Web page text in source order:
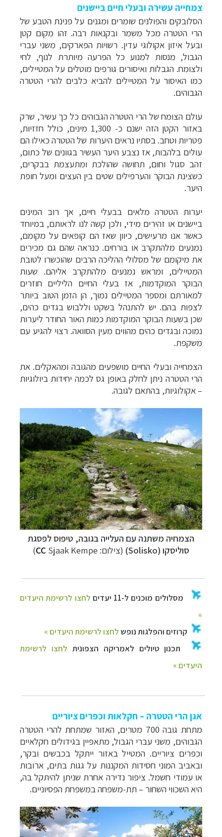
צמחייה עשירה ובעלי חיים ביישנים
הסלובקים והפולנים שומרים ומגנים על פנינת הטבע של
הרי הטטרה מכל משמר ובקנאות רבה. זהו מקום קטן
ובעל איזון אקולוגי עדין. רשויות הפארקים, משני עברי
הגבול, מנסות למנוע כל הפרעה מיותרת לנוף, לחי
ולצומח. הגבלות ואיסורים גורפים מוטלים על המטיילים,
כמו האיסור על המטיילים להביא כלבים להרי הטטרה
הגבוהים.
עולם הצומח של הרי הטטרה הגבוהים כל כך עשיר, שרק
באזור הקטן הזה ישנם כ- 1,300 מינים, כולל חזזיות,
פטריות וטחב. בסתיו נראים היערות של הטטרה כאילו הם
עולים בלהבות, אז נצבע היער העשיר בגוונים של כתום,
זהב סגול וחום, תחושה שהולכת ומתעצמת בבקרים,
כשצינת הבוקר והערפילים שטים בין העצים ומעל חופת
היער.
יערות הטטרה מלאים בבעלי חיים, אך רוב המינים
ביישנים או זהירים מידי, ולכן קשה לנו לראותם, במיוחד
כאשר אנו מרעישים, כיוון שאז הם קופאים על מקומם,
נמנעים מלהתקרב או בורחים. כנראה שהם גם מכירים
את מיקומם של מסלולי ההליכה הרבים שהוכשרו לטובת
המטיילים, ומראש נמנעים מלהתקרב אליהם. שעות
הבוקר המוקדמות, אז בעלי החיים הליליים חוזרים
למאורתם ומספר המטיילים נמוך, הן הזמן הטוב ביותר
לצפות בהם. יש להתנהל בשקט וללבוש בגדים כהים,
שכן בשעות הבוקר המוקדמות כמות האור החודר ליערות
נמוכה ובגדים כהים מהווים מעין הסוואה. רצוי להגיע עם
משקפת.
הצמחייה ובעלי החיים מושפעים מהגובה ומהאקלים. את
הרי הטטרה ניתן לחלק באופן גס לכמה יחידות ביולוגיות
– אקולוגיות, בהתאם לגובה.
הצמחיה משתנה עם העלייה בגובה, טיפוס לפסגת
סוליסקו (Solisko
) (צילום: CC Sjaak Kempe
)
אגן הרי הטטרה – חקלאות וכפרים ציוריים
מתחת גובה 700 מטרים, האזור שמתחת להרי הטטרה
הגבוהים, משני עברי הגבול, מתאפיין בגידולים חקלאיים
וכפרים ציוריים. המטייל באזור ייתקל בכבשים ובקר,
ובאביב המוני חסידות המקננות על גגות בתים, ארובות
או עמודי חשמל. ציפור נדירה אחרת שניתן להיתקל בה,
היא השכווי השחור – תת-משפחה במשפחת הפסיוניים.